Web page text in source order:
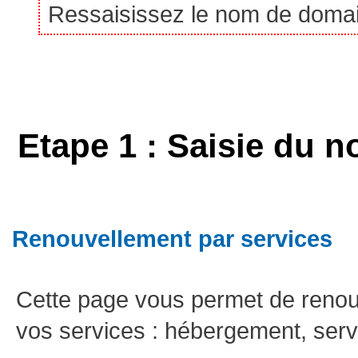
Ressaisissez le nom de
Etape 1 : Saisie du
Renouvellement par services
Cette page vous permet de
vos services : hébergement,